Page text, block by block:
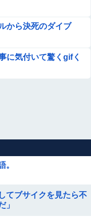
から決死のダイブ
に気付いて驚くgifく
。
てブサイクを見たら不
」